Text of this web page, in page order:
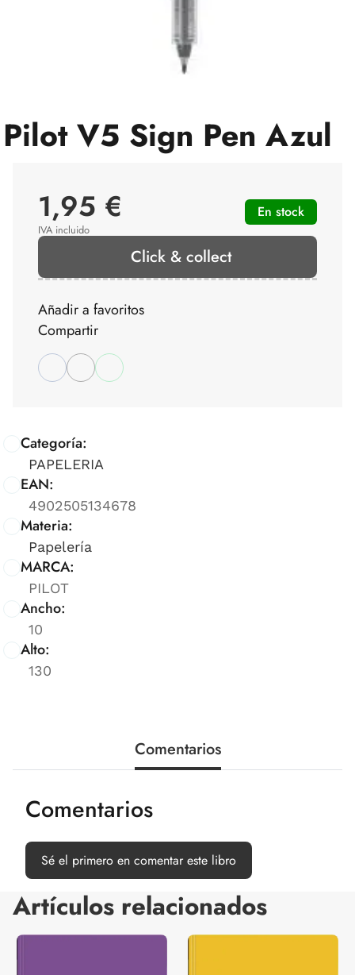
Pilot V5 Sign Pen Azul
Categoría:
PAPELERIA
EAN:
4902505134678
Materia:
Papelería
MARCA:
PILOT
Ancho:
10
Alto:
130
1,95 €
IVA incluido
En stock
Click & collect
Añadir a favoritos
Compartir
Comentarios
Comentarios
Sé el primero en comentar este libro
Artículos relacionados